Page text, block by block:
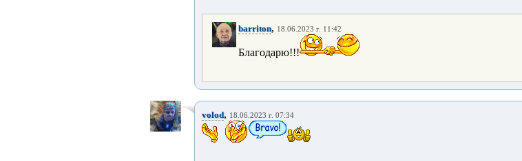
barriton, 18.06.2023 г. 11:42
Благодарю!!!
volod, 18.06.2023 г. 07:34